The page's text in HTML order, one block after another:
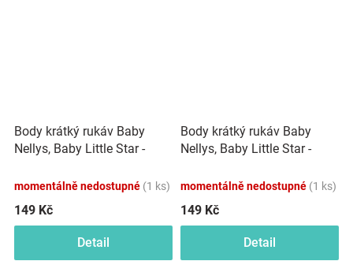
Body krátký rukáv Baby
Nellys, Baby Little Star -
momentálně nedostupné (1 ks)
149 Kč
Detail
Body krátký rukáv Baby
Nellys, Baby Little Star -
momentálně nedostupné (1 ks)
149 Kč
Detail